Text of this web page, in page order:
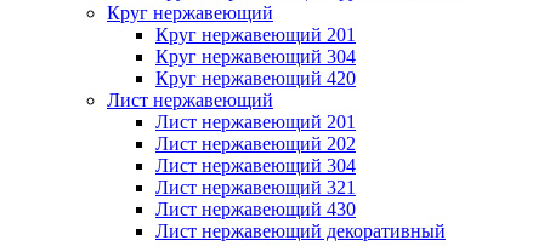
Круг нержавеющий
Круг нержавеющий 201
Круг нержавеющий 304
Круг нержавеющий 420
Лист нержавеющий
Лист нержавеющий 201
Лист нержавеющий 202
Лист нержавеющий 304
Лист нержавеющий 321
Лист нержавеющий 430
Лист нержавеющий декоративный